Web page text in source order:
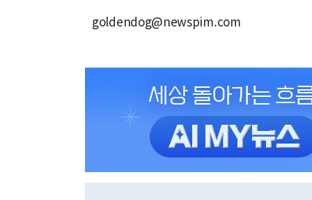
goldendog@newspim.com